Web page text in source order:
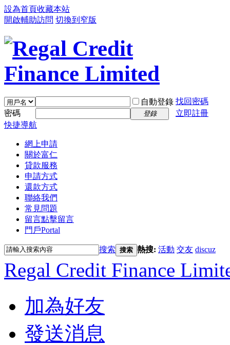
設為首頁收藏本站
開啟輔助訪問 切換到窄版
自動登錄 找回密碼
密碼
登錄
立即註冊
快捷導航
網上申請
關於富仁
貸款服務
申請方式
還款方式
聯絡我們
常見問題
留言點擊留言
門戶Portal
搜索 搜索 熱搜: 活動 交友 discuz
Regal Credit Finance
加為好友
發送消息